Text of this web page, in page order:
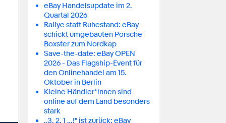
eBay Handelsupdate im 2.
Quartal 2026
Rallye statt Ruhestand: eBay
schickt umgebauten Porsche
Boxster zum Nordkap
Save-the-date: eBay OPEN
2026 - Das Flagship-Event für
den Onlinehandel am 15.
Oktober in Berlin
Kleine Händler*innen sind
online auf dem Land besonders
stark
„3, 2, 1 …!" ist zurück: eBay